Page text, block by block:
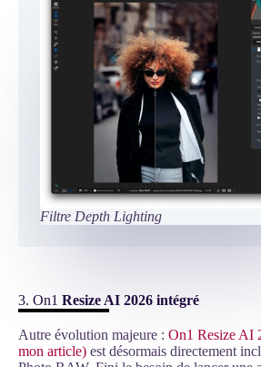
Filtre Depth Lighting
3. On1 Resize AI 2026 intégré
Autre évolution majeure : On1 Resize AI
mon article) est désormais directement